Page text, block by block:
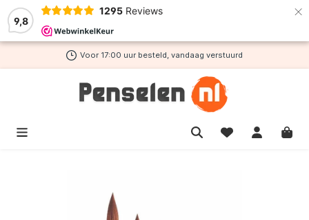
9,8
1295 Reviews ×
hoofdinhoud
Voor 17:00 uur besteld, vandaag verstuurd